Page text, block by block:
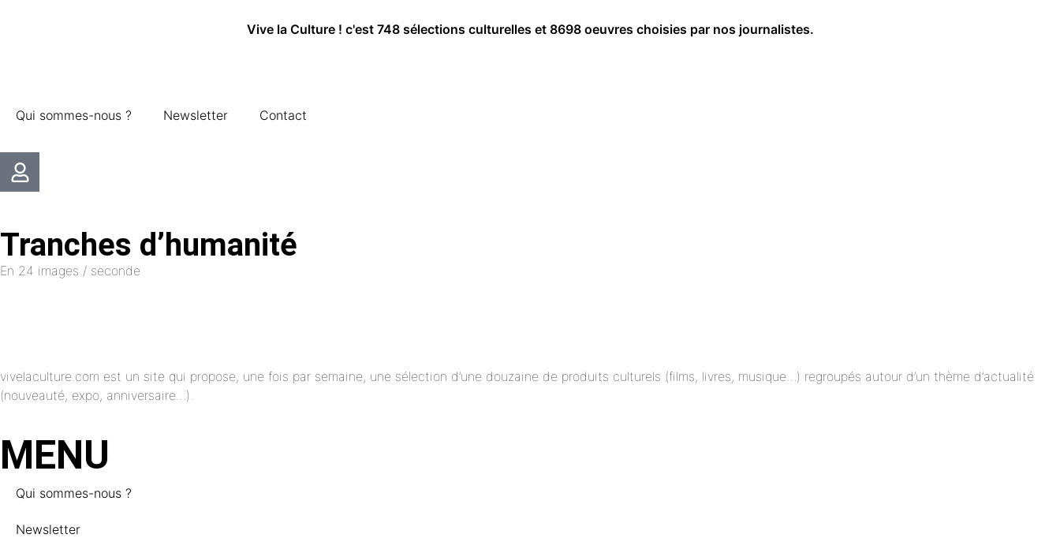
Vive la Culture ! c'est 748 sélections culturelles et 8698 oeuvres choisies par nos journalistes.
Qui sommes-nous ? Newsletter Contact
Tranches d’humanité
En 24 images / seconde
vivelaculture.com est un site qui propose, une fois par semaine, une sélection d’une douzaine de produits culturels (films, livres, musique…) regroupés autour d’un thème d’actualité
(nouveauté, expo, anniversaire…).
MENU
Qui sommes-nous ?
Newsletter